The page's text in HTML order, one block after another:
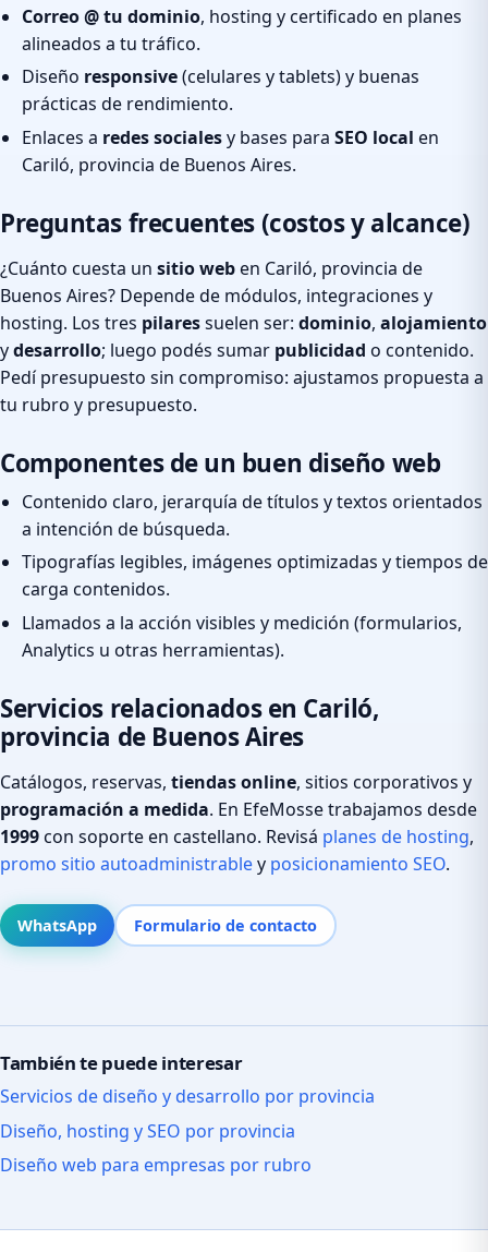
Correo @ tu dominio, hosting y certificado en planes
alineados a tu tráfico.
Diseño responsive(celulares y tablets) y buenas
prácticas de rendimiento.
Enlaces a redes socialesy bases para SEO local en
Cariló, provincia de Buenos Aires.
Preguntas frecuentes (costos y alcance)
¿Cuánto cuesta un sitio weben Cariló, provincia de
Buenos Aires? Depende de módulos, integraciones y
hosting. Los tres pilaressuelen ser: dominio, alojamiento
ydesarrollo; luego podés sumar publicidad o contenido.
Pedí presupuesto sin compromiso: ajustamos propuesta a
tu rubro y presupuesto.
Componentes de un buen diseño web
Contenido claro, jerarquía de títulos y textos orientados
a intención de búsqueda.
Tipografías legibles, imágenes optimizadas y tiempos de
carga contenidos.
Llamados a la acción visibles y medición (formularios,
Analytics u otras herramientas).
Servicios relacionados en Cariló,
provincia de Buenos Aires
Catálogos, reservas, tiendas online, sitios corporativos y
programación a medida. En EfeMosse trabajamos desde
1999con soporte en castellano. Revisá planes de hosting,
promo sitio autoadministrabley posicionamiento SEO.
WhatsApp Formulario de contacto
También te puede interesar
Servicios de diseño y desarrollo por provincia
Diseño, hosting y SEO por provincia
Diseño web para empresas por rubro